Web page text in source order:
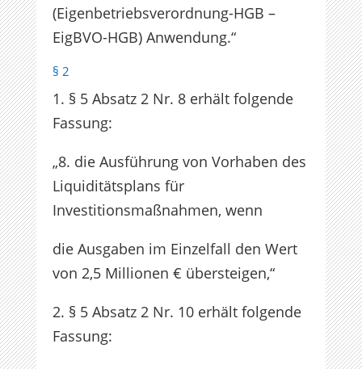
(Eigenbetriebsverordnung-HGB –
EigBVO-HGB) Anwendung.“
§ 2
1. § 5 Absatz 2 Nr. 8 erhält folgende
Fassung:
„8. die Ausführung von Vorhaben des
Liquiditätsplans für
Investitionsmaßnahmen, wenn
die Ausgaben im Einzelfall den Wert
von 2,5 Millionen € übersteigen,“
2. § 5 Absatz 2 Nr. 10 erhält folgende
Fassung: